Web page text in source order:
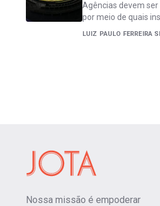
Agências devem
por meio de quais
LUIZ PAULO FERREIRA
Nossa missão é empoderar